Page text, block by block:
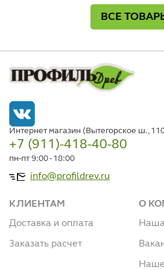
ВСЕ
Интернет магазин (Вытегорское ш.,
+7 (911)-418-40-80
пн-пт 9:00 - 18:00
info@profildrev.ru
КЛИЕНТАМ
Доставка и оплата
Заказать расчет
О
Наша
Наше